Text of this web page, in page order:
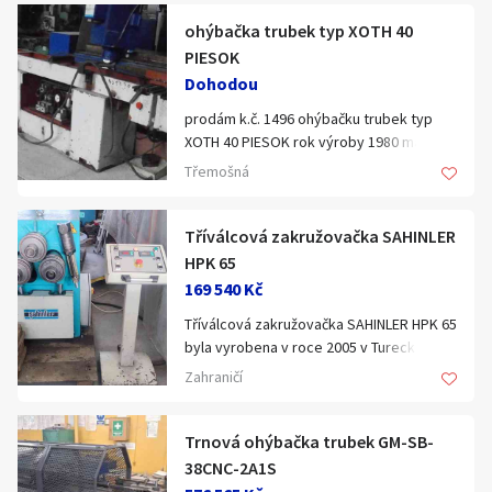
poloautomatickém. Otáčky ohýbací
desky 9ot/min. Zastavovací rozměry:
délka x šířka x výška - 860 x 900 x 850 mm.
ohýbačka trubek typ XOTH 40
PIESOK
Dohodou
prodám k.č. 1496 ohýbačku trubek typ
XOTH 40 PIESOK rok výroby 1980 max
průměr trubek 40mm, příslušenství 2 x
Třemošná
Tříválcová zakružovačka SAHINLER
HPK 65
169 540 Kč
Tříválcová zakružovačka SAHINLER HPK 65
byla vyrobena v roce 2005 v Turecku
společností Şahinler Metal Makina
Technické specifikace zakružovačky
SAHINLER HPK 65
- počet válců: 3
Zahraničí
Trnová ohýbačka trubek GM-SB-
38CNC-2A1S